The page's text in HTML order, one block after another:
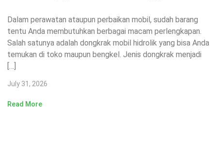
Dalam perawatan ataupun perbaikan mobil, sudah barang
tentu Anda membutuhkan berbagai macam perlengkapan.
Salah satunya adalah dongkrak mobil hidrolik yang bisa Anda
temukan di toko maupun bengkel. Jenis dongkrak menjadi
[…]
July 31, 2026
Read More